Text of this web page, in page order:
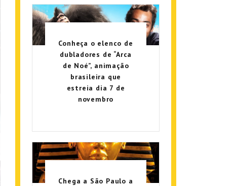
Conheça o elenco de
dubladores de “Arca
de Noé”, animação
brasileira que
estreia dia 7 de
novembro
Chega a São Paulo a